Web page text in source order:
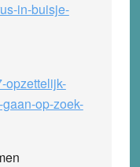
in-buisje-
opzettelijk-
op-zoek-